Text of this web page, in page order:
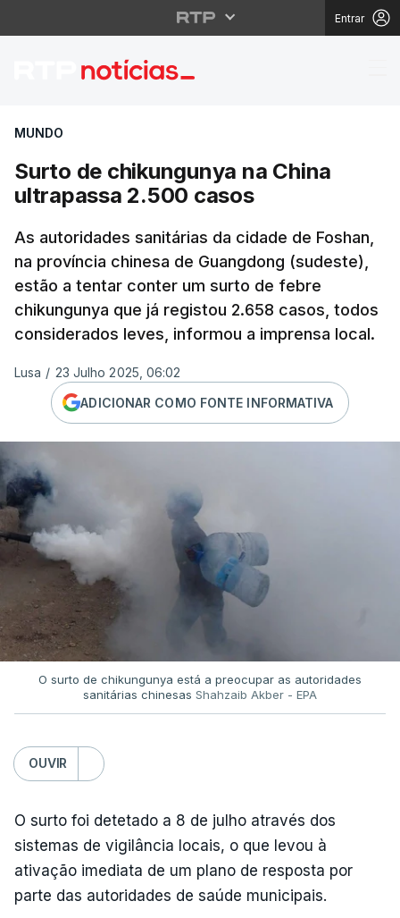
Entrar
Surto de
MUNDO
Surto de chikungunya na China
ultrapassa 2.500 casos
As autoridades sanitárias da cidade de Foshan,
na província chinesa de Guangdong (sudeste),
estão a tentar conter um surto de febre
chikungunya que já registou 2.658 casos, todos
considerados leves, informou a imprensa local.
Lusa / 23 Julho 2025, 06:02
ADICIONAR COMO FONTE INFORMATIVA
O surto de chikungunya está a preocupar as autoridades
sanitárias chinesas Shahzaib Akber - EPA
OUVIR
O surto foi detetado a 8 de julho através dos
sistemas de vigilância locais, o que levou à
ativação imediata de um plano de resposta por
parte das autoridades de saúde municipais.